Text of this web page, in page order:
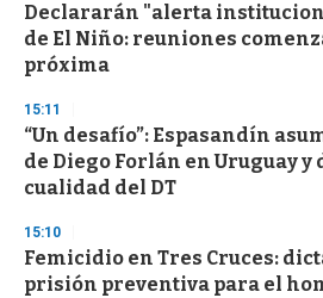
Declararán "alerta
de El Niño: reuniones
próxima
15:11
“Un desafío”: Espasandín
de Diego Forlán en Uruguay y
cualidad del DT
15:10
Femicidio en Tres Cruces:
prisión preventiva para el